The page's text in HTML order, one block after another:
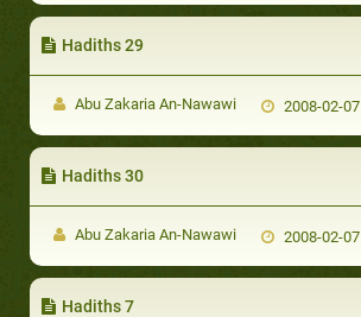
Hadiths 29
Abu Zakaria An-Nawawi 2008-02-07
Hadiths 30
Abu Zakaria An-Nawawi 2008-02-07
Hadiths 7